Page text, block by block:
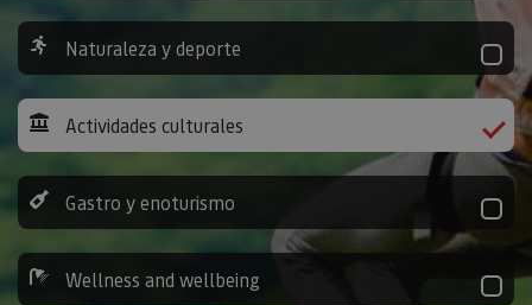
Naturaleza y deporte
Actividades culturales
Gastro y enoturismo
Wellness and wellbeing